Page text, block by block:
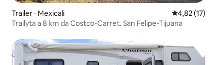
Trailer ⋅ Mexicali 4,82 de uma
4,82 (17)
Trailyta a 8 km da Costco-Carret. San Felipe-Tijuana